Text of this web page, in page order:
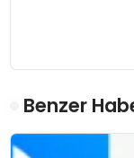
Benzer